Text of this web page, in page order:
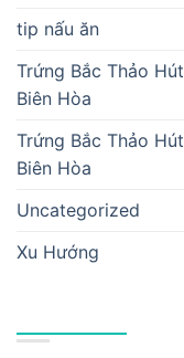
tip nấu ăn
Trứng Bắc Thảo
Biên Hòa
Trứng Bắc Thảo
Biên Hòa
Uncategorized
Xu Hướng